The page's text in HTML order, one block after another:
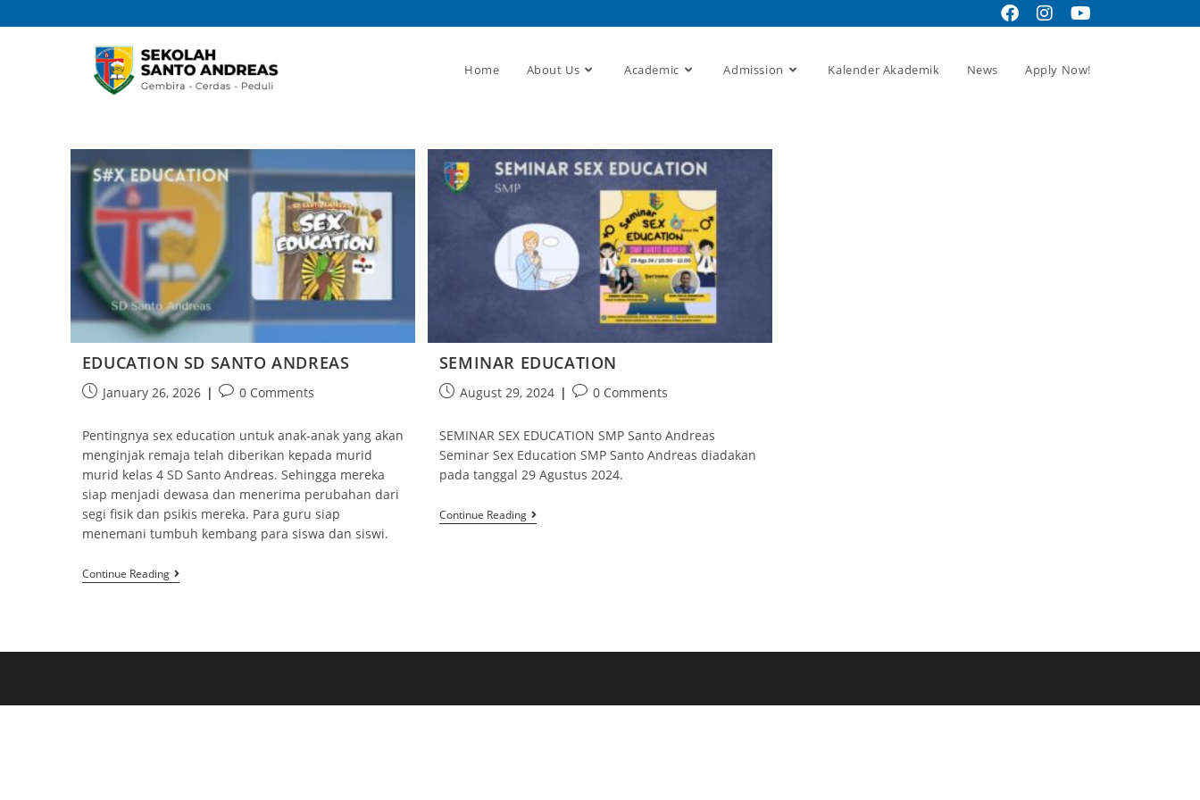
Home About Us Academic Admission Kalender Akademik News Apply Now!
EDUCATION SD SANTO ANDREAS
January 26, 2026 0 Comments
Pentingnya sex education untuk anak-anak yang akan
menginjak remaja telah diberikan kepada murid
murid kelas 4 SD Santo Andreas. Sehingga mereka
siap menjadi dewasa dan menerima perubahan dari
segi fisik dan psikis mereka. Para guru siap
menemani tumbuh kembang para siswa dan siswi.
Continue Reading
SEMINAR EDUCATION
August 29, 2024 0 Comments
SEMINAR SEX EDUCATION SMP Santo Andreas
Seminar Sex Education SMP Santo Andreas diadakan
pada tanggal 29 Agustus 2024.
Continue Reading